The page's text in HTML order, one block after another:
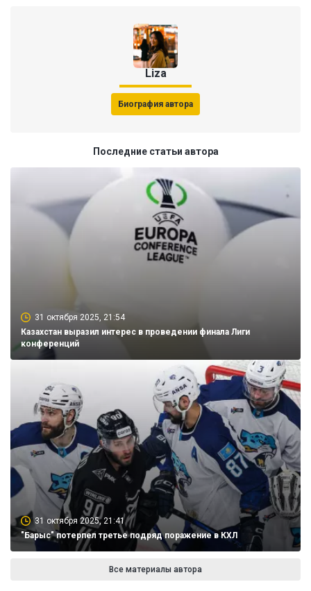
Liza
Биография автора
Последние статьи автора
31 октября 2025, 21:54
Казахстан выразил интерес в проведении финала Лиги
конференций
31 октября 2025, 21:41
"Барыс" потерпел третье подряд поражение в КХЛ
Все материалы автора